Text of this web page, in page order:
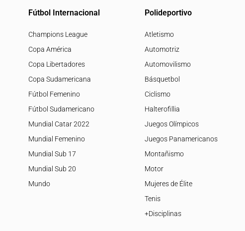
Fútbol Internacional
Champions League
Copa América
Copa Libertadores
Copa Sudamericana
Fútbol Femenino
Fútbol Sudamericano
Mundial Catar 2022
Mundial Femenino
Mundial Sub 17
Mundial Sub 20
Mundo
Polideportivo
Atletismo
Automotriz
Automovilismo
Básquetbol
Ciclismo
Halterofillia
Juegos Olímpicos
Juegos Panamericanos
Montañismo
Motor
Mujeres de Élite
Tenis
+Disciplinas